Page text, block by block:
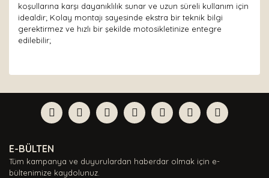
koşullarına karşı dayanıklılık sunar ve uzun süreli kullanım için
idealdir; Kolay montajı sayesinde ekstra bir teknik bilgi
gerektirmez ve hızlı bir şekilde motosikletinize entegre
edilebilir;
Yorum Yaz
formunu kullanarak tarafımıza iletebilirsiniz.
Görüş ve önerileriniz için teşekkür ederiz.
Ürün açıklamasında eksik bilgiler bulunuyor.
Ürün bilgilerinde hatalar bulunuyor.
E-BÜLTEN
Tüm kampanya ve duyurulardan haberdar olmak için e-
bültenimize kaydolunuz.